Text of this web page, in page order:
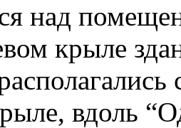
над
крыле
вдоль